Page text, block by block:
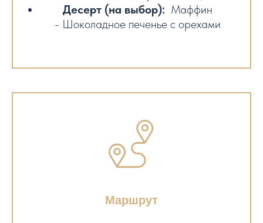
Десерт (на выбор): Маффин
- Шоколадное печенье с орехами
Маршрут